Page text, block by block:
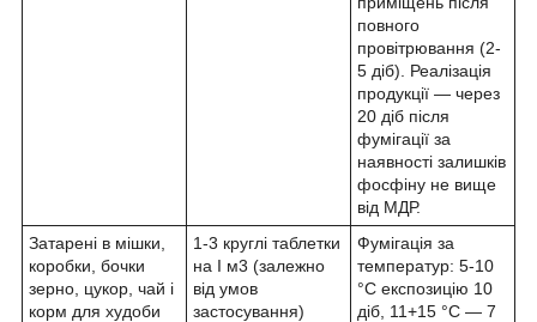
повного
провітрювання (2-
5 діб). Реалізація
продукції — через
20 діб після
фумігації за
наявності залишків
фосфіну не вище
від МДР.
Затарені в мішки,
коробки, бочки
зерно, цукор, чай і
корм для худоби
1-3 круглі таблетки
на І м3 (залежно
від умов
застосування)
Фумігація за
температур: 5-10
°C експозицію 10
діб, 11+15 °C — 7